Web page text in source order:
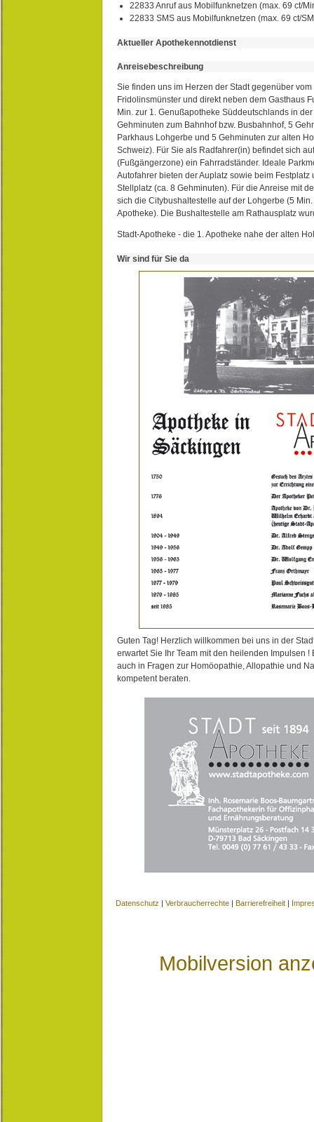
22833 Anruf aus Mobilfunknetzen (max. 69 ct/
22833 SMS aus Mobilfunknetzen (max. 69 ct/
Aktueller Apothekennotdienst
Anreisebeschreibung
Sie finden uns im Herzen der Stadt gegenüber
Fridolinsmünster und direkt neben dem Gasthaus
Min. zur 1. Genußapotheke Süddeutschlands in
Gehminuten zum Bahnhof bzw. Busbahnhof, 5
Parkhaus Lohgerbe und 5 Gehminuten zur alten
Schweiz). Für Sie als Radfahrer(in) befindet sich
(Fußgängerzone) ein Fahrradständer. Ideale
Autofahrer bieten der Auplatz sowie beim Festplatz
Stellplatz (ca. 8 Gehminuten). Für die Anreise mit
sich die Citybushaltestelle auf der Lohgerbe (5
Apotheke). Die Bushaltestelle am Rathausplatz
Stadt-Apotheke - die 1. Apotheke nahe der alten
Wir sind für Sie da
Guten Tag! Herzlich willkommen bei uns in der
erwartet Sie Ihr Team mit den heilenden Impulsen !
auch in Fragen zur Homöopathie, Allopathie und
kompetent beraten.
Datenschutz | Verbraucherrechte | Barrierefreiheit |
Mobilversion